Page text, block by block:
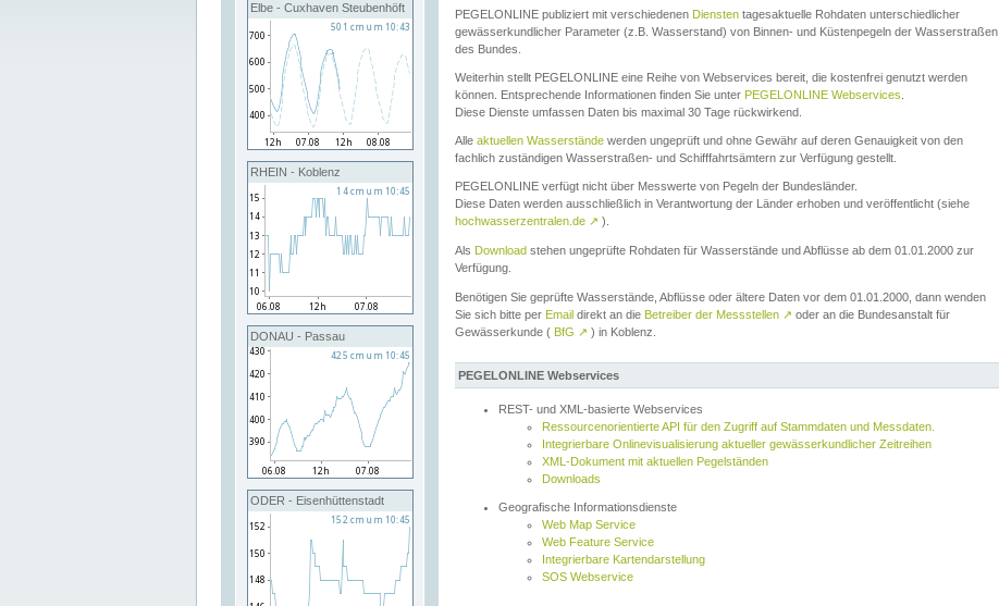
Elbe - Cuxhaven Steubenhöft
RHEIN - Koblenz
DONAU - Passau
ODER - Eisenhüttenstadt
PEGELONLINE publiziert mit verschiedenen Diensten tagesaktuelle Rohdaten unterschiedlicher
gewässerkundlicher Parameter (z.B. Wasserstand) von Binnen- und Küstenpegeln der Wasserstraßen
des Bundes.
Weiterhin stellt PEGELONLINE eine Reihe von Webservices bereit, die kostenfrei genutzt werden
können. Entsprechende Informationen finden Sie unter PEGELONLINE Webservices
Diese Dienste umfassen Daten bis maximal 30 Tage rückwirkend.
Alle aktuellen Wasserstände werden ungeprüft und ohne Gewähr auf deren Genauigkeit von den
fachlich zuständigen Wasserstraßen- und Schifffahrtsämtern zur Verfügung gestellt.
PEGELONLINE verfügt nicht über Messwerte von Pegeln der Bundesländer.
Diese Daten werden ausschließlich in Verantwortung der Länder erhoben und veröffentlicht (siehe
hochwasserzentralen.de ↗ ).
Als Download stehen ungeprüfte Rohdaten für Wasserstände und Abflüsse ab dem 01.01.2000 zur
Verfügung.
Benötigen Sie geprüfte Wasserstände, Abflüsse oder ältere Daten vor dem 01.01.2000, dann wenden
Sie sich bitte per Email direkt an die Betreiber der Messstellen ↗ oder an die Bundesanstalt für
Gewässerkunde ( BfG ↗ ) in Koblenz.
PEGELONLINE Webservices
REST- und XML-basierte Webservices
Ressourcenorientierte API für den Zugriff auf Stammdaten und Messdaten.
Integrierbare Onlinevisualisierung aktueller gewässerkundlicher Zeitreihen
XML-Dokument mit aktuellen Pegelständen
Downloads
Geografische Informationsdienste
Web Map Service
Web Feature Service
Integrierbare Kartendarstellung
SOS Webservice